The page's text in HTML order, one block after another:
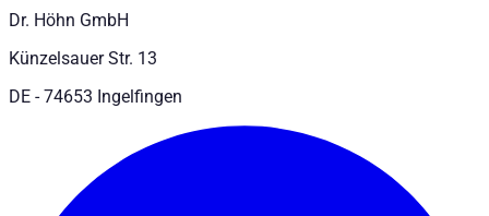
Dr. Höhn GmbH
Künzelsauer Str. 13
DE - 74653 Ingelfingen